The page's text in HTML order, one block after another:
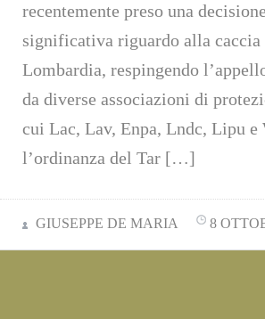
recentemente preso una decisione
significativa riguardo alla caccia
Lombardia, respingendo
da diverse associazioni di
cui Lac, Lav, Enpa, Lndc, Lipu
l’ordinanza del Tar […]
GIUSEPPE DE MARIA 8